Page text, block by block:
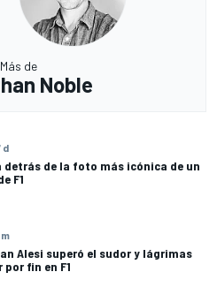
Más de
Noble
d
detrás de la foto más icónica de un
F1
m
Alesi superó el sudor y lágrimas
fin en F1